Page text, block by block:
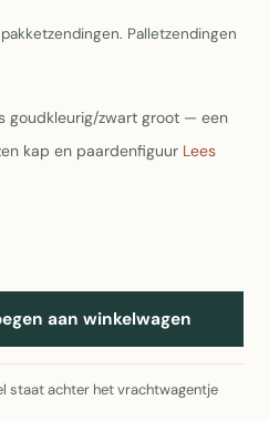
Palletzendingen
goudkleurig/zwart groot — een
kap en paardenfiguur Lees
aan winkelwagen
staat achter het vrachtwagentje